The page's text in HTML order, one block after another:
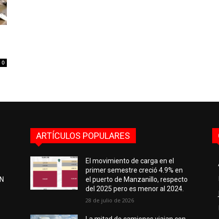
0
ARTÍCULOS POPULARES
El movimiento de carga en el
primer semestre creció 4.9% en
el puerto de Manzanillo, respecto
del 2025 pero es menor al 2024.
28 de julio de 2026